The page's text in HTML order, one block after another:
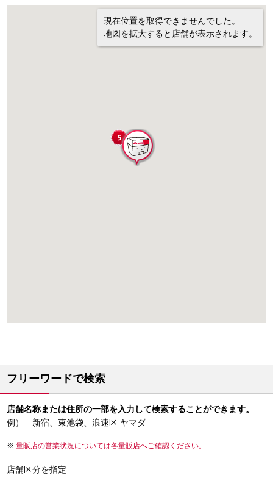
現在位置を取得できませんでした。
地図を拡大すると店舗が表示されます。
フリーワードで検索
店舗名称または住所の一部を入力して検索することができます。
例） 新宿、東池袋、浪速区 ヤマダ
量販店の営業状況については各量販店へご確認ください。
店舗区分を指定